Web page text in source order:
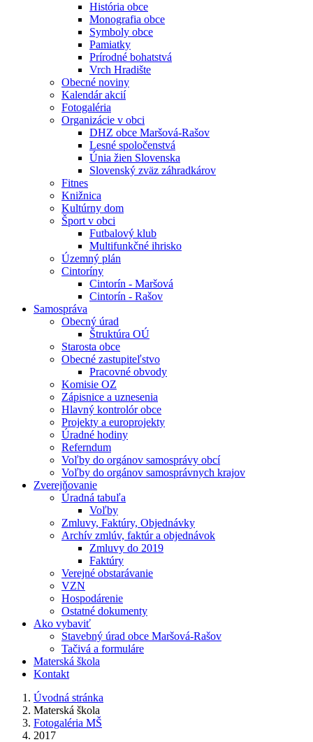
História obce
Monografia obce
Symboly obce
Pamiatky
Prírodné bohatstvá
Vrch Hradište
Obecné noviny
Kalendár akcií
Fotogaléria
Organizácie v obci
DHZ obce Maršová-Rašov
Lesné spoločenstvá
Únia žien Slovenska
Slovenský zväz záhradkárov
Fitnes
Knižnica
Kultúrny dom
Šport v obci
Futbalový klub
Multifunkčné ihrisko
Územný plán
Cintoríny
Cintorín - Maršová
Cintorín - Rašov
Samospráva
Obecný úrad
Štruktúra OÚ
Starosta obce
Obecné zastupiteľstvo
Pracovné obvody
Komisie OZ
Zápisnice a uznesenia
Hlavný kontrolór obce
Projekty a europrojekty
Úradné hodiny
Referndum
Voľby do orgánov samosprávy obcí
Voľby do orgánov samosprávnych krajov
Zverejňovanie
Úradná tabuľa
Voľby
Zmluvy, Faktúry, Objednávky
Archív zmlúv, faktúr a objednávok
Zmluvy do 2019
Faktúry
Verejné obstarávanie
VZN
Hospodárenie
Ostatné dokumenty
Ako vybaviť
Stavebný úrad obce Maršová-Rašov
Tačivá a formuláre
Materská škola
Kontakt
Úvodná stránka
Materská škola
Fotogaléria MŠ
2017